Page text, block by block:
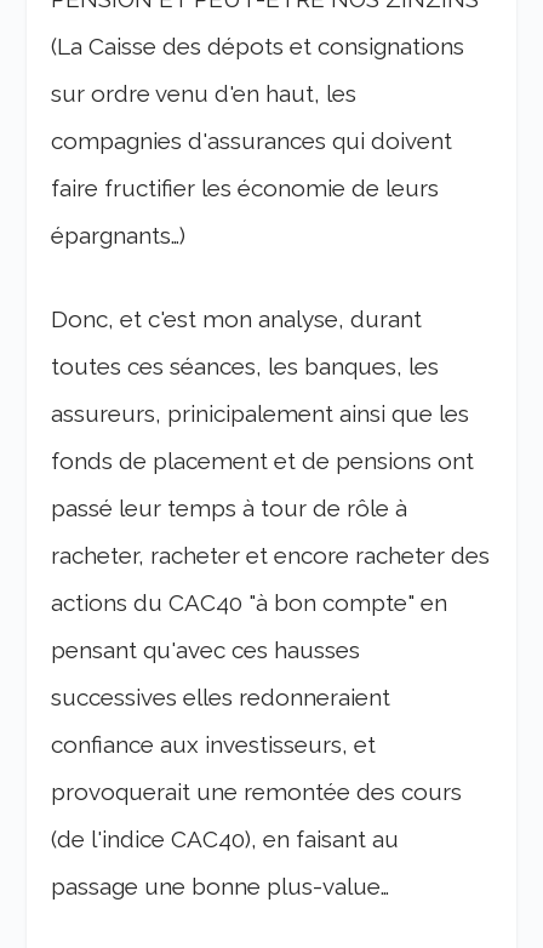
(La Caisse des dépots et consignations
sur ordre venu d'en haut, les
compagnies d'assurances qui doivent
faire fructifier les économie de leurs
épargnants…)
Donc, et c'est mon analyse, durant
toutes ces séances, les banques, les
assureurs, prinicipalement ainsi que les
fonds de placement et de pensions ont
passé leur temps à tour de rôle à
racheter, racheter et encore racheter des
actions du CAC40 "à bon compte" en
pensant qu'avec ces hausses
successives elles redonneraient
confiance aux investisseurs, et
provoquerait une remontée des cours
(de l'indice CAC40), en faisant au
passage une bonne plus-value…